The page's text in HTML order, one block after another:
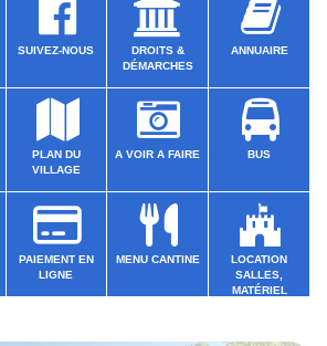
SUIVEZ-NOUS
DROITS &
DÉMARCHES
ANNUAIRE
PLAN DU
VILLAGE
A VOIR A FAIRE BUS
PAIEMENT EN
LIGNE
MENU CANTINE
LOCATION
SALLES,
MATÉRIEL